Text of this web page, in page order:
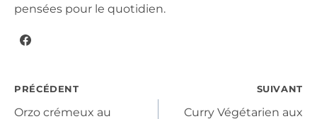
pensées pour le quotidien.
Navigation
PRÉCÉDENT
Orzo crémeux au
SUIVANT
Curry Végétarien aux